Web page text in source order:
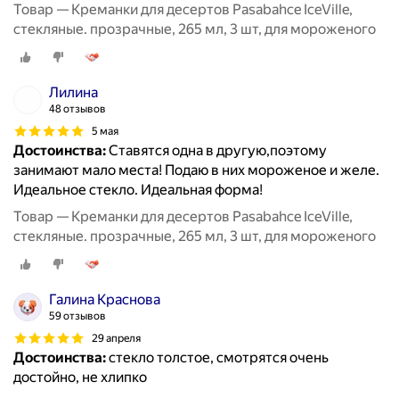
Товар — Креманки для десертов Pasabahce IceVille,
стекляные. прозрачные, 265 мл, 3 шт, для мороженого
Лилина
48 отзывов
5 мая
Достоинства:Ставятся одна в другую,поэтому
занимают мало места! Подаю в них мороженое и желе.
Идеальное стекло. Идеальная форма!
Товар — Креманки для десертов Pasabahce IceVille,
стекляные. прозрачные, 265 мл, 3 шт, для мороженого
Галина Краснова
59 отзывов
29 апреля
Достоинства:стекло толстое, смотрятся очень
достойно, не хлипко